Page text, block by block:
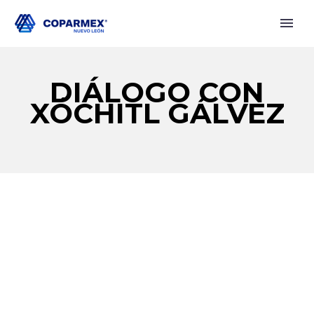
DIÁLOGO CON
XÓCHITL GÁLVEZ